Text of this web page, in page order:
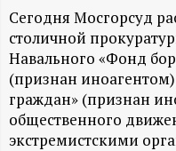
Н
-
и
Сегодня Мосгорсуд
столичной
Навального «Фонд
(признан
граждан» (признан
общественного
экстремистскими